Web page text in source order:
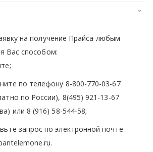
на получение Прайса любым
Вас способом:
по телефону 8-800-770-03-67
по России), 8(495) 921-13-67
или 8 (916) 58-544-58;
запрос по электронной почте